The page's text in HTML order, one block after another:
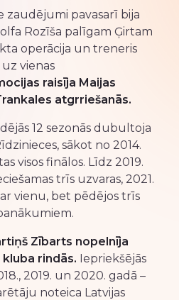
zaudējumi pavasarī bija
Rozīša palīgam Ģirtam
operācija un treneris
vienas
raisīja Maijas
atgrriešanās.
12 sezonās dubultoja
sākot no 2014.
visos finālos. Līdz 2019.
trīs uzvaras, 2021.
vienu, bet pēdējos trīs
Zībarts nopelnīja
rindās. Iepriekšējās
2019. un 2020. gadā –
noteica Latvijas